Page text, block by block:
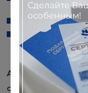
дезинфицируют кожу
Освежающий аромат
Универсальность–
кожи
Активные
Солодка и ирис–